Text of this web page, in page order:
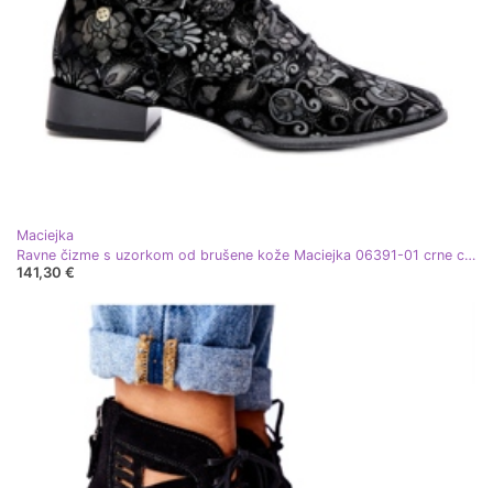
Maciejka
Ravne čizme s uzorkom od brušene kože Maciejka 06391-01 crne crna
141,30 €